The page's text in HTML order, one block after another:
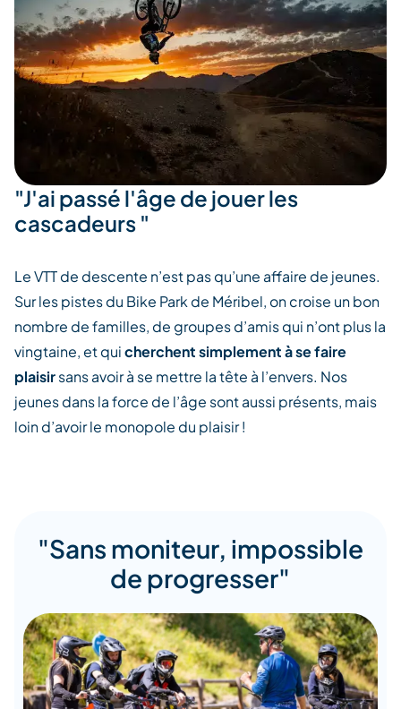
"J'ai passé l'âge de jouer les
cascadeurs "
Le VTT de descente n’est pas qu’une affaire de jeunes.
Sur les pistes du Bike Park de Méribel, on croise un bon
nombre de familles, de groupes d’amis qui n’ont plusla
vingtaine, et quicherchent simplement à se faire
plaisirsans avoir à se mettre la tête à l’envers. Nos
jeunes dans la force de l’âge sont aussi présents, mais
loin d’avoir le monopole du plaisir !
"Sans moniteur, impossible
de progresser"